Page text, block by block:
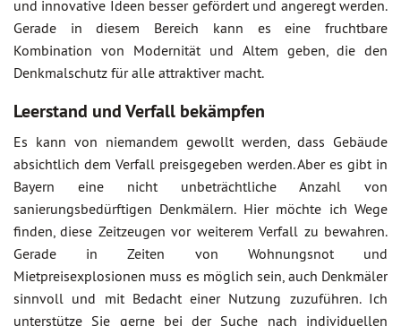
und innovative Ideen besser gefördert und angeregt werden.
Gerade in diesem Bereich kann es eine fruchtbare
Kombination von Modernität und Altem geben, die den
Denkmalschutz für alle attraktiver macht.
Leerstand und Verfall bekämpfen
Es kann von niemandem gewollt werden, dass Gebäude
absichtlich dem Verfall preisgegeben werden. Aber es gibt in
Bayern eine nicht unbeträchtliche Anzahl von
sanierungsbedürftigen Denkmälern. Hier möchte ich Wege
finden, diese Zeitzeugen vor weiterem Verfall zu bewahren.
Gerade in Zeiten von Wohnungsnot und
Mietpreisexplosionen muss es möglich sein, auch Denkmäler
sinnvoll und mit Bedacht einer Nutzung zuzuführen. Ich
unterstütze Sie gerne bei der Suche nach individuellen